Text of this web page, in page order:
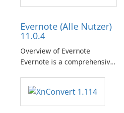
client designed for
need predictable …
Evernote (Alle Nutzer)
11.0.4
Overview of Evernote
Evernote is a comprehensive
software designed to help
users capture, organize, and
access information across